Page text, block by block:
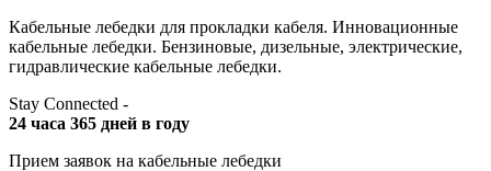
Skip
to
content
Кабельные лебедки для прокладки кабеля. Инновационные
кабельные лебедки. Бензиновые, дизельные, электрические,
гидравлические кабельные лебедки.
Stay Connected -
24 часа 365 дней в году
Прием заявок на кабельные лебедки